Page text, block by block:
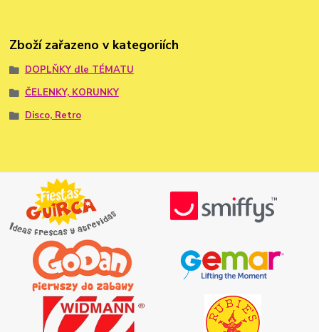
Zboží zařazeno v kategoriích
DOPLŇKY dle TÉMATU
ČELENKY, KORUNKY
Disco, Retro